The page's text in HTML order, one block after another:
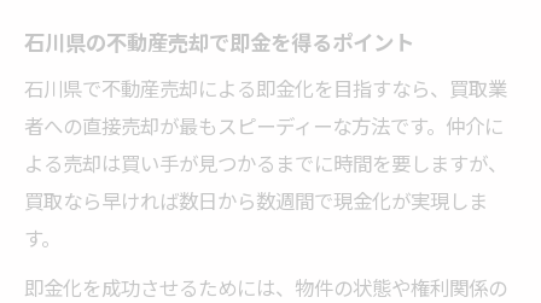
石川県の不動産売却で即金を得るポイント
石川県で不動産売却による即金化を目指すなら、買取業
者への直接売却が最もスピーディーな方法です。仲介に
よる売却は買い手が見つかるまでに時間を要しますが、
買取なら早ければ数日から数週間で現金化が実現しま
す。
即金化を成功させるためには、物件の状態や権利関係の